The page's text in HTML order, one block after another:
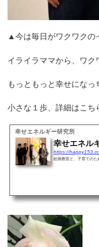
▲今は毎日がワクワクの
イライラママから、ワク
もっともっと幸せになっ
小さな１歩、詳細はこち
幸せエネルギー研究所
幸せエネル
https://
絵画教室と、子育てのた